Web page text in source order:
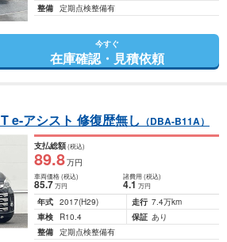
整備 定期点検整備有
今すぐ
在庫確認・見積依頼
e-アシスト 修復歴無し （DBA-B11A）
支払総額(税込)
89.8万円
車両価格(税込)
85.7万円
諸費用 (税込)
4.1 万円
年式 2017(H29) 走行 7.4万km
車検
R10.4 保証 あり
整備 定期点検整備有